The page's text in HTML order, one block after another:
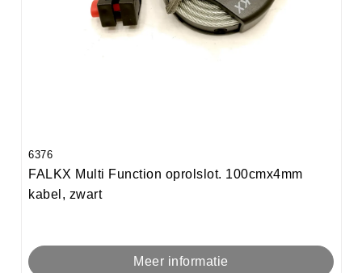
6376
FALKX Multi Function oprolslot. 100cmx4mm
kabel, zwart
Meer informatie